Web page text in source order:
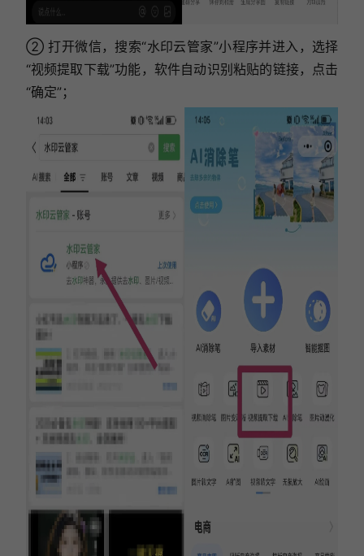
② 打开微信，搜索“水印云管家”小程序并进入，选择
“视频提取下载”功能，软件自动识别粘贴的链接，点击
“确定”；